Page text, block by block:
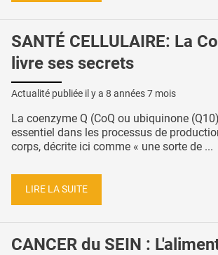
SANTÉ CELLULAIRE: La
livre ses secrets
Actualité publiée il y a 8 années 7 mois
La coenzyme Q (CoQ ou ubiquinone
essentiel dans les processus de
corps, décrite ici comme « une sorte de ...
LIRE LA SUITE
CANCER du SEIN :